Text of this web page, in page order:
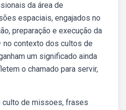
da área de
espaciais, engajados no
preparação e execução da
no contexto dos cultos de
um significado ainda
o chamado para servir,
de missoes, frases